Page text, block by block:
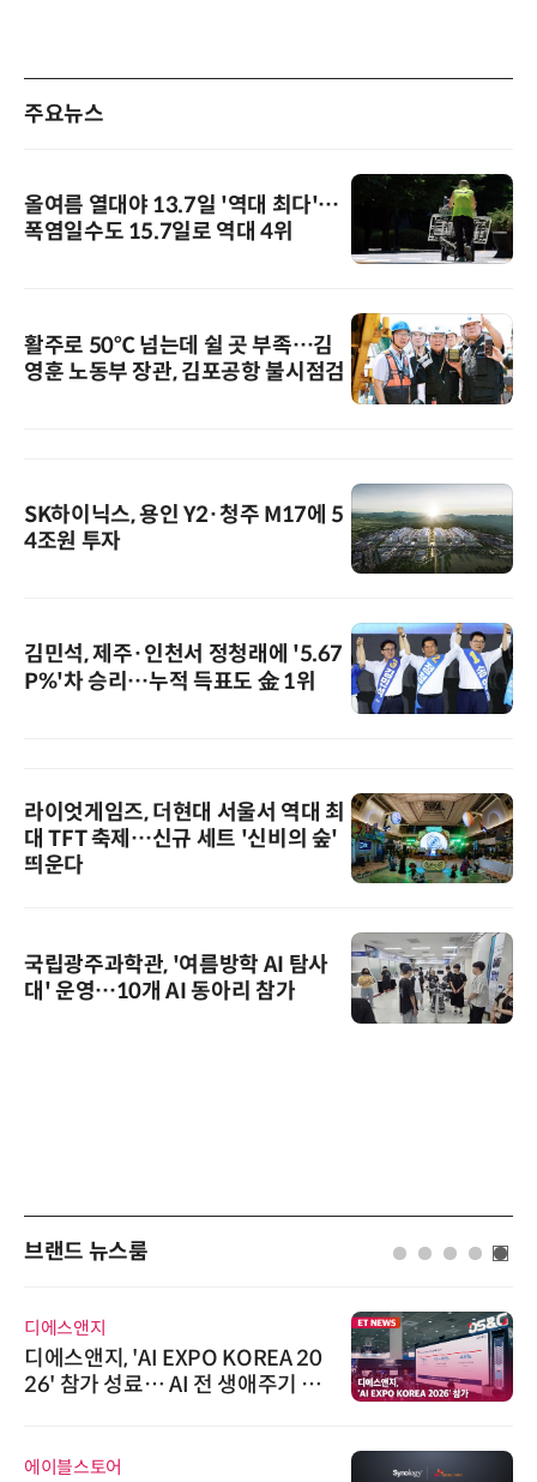
주요뉴스
올여름 열대야 13.7일 '역대 최다'…
폭염일수도 15.7일로 역대 4위
활주로 50℃ 넘는데 쉴 곳 부족…김
영훈 노동부 장관, 김포공항 불시점검
SK하이닉스, 용인 Y2·청주 M17에 5
4조원 투자
김민석, 제주·인천서 정청래에 '5.67
P%'차 승리…누적 득표도 金 1위
라이엇게임즈, 더현대 서울서 역대 최
대 TFT 축제…신규 세트 '신비의 숲'
띄운다
국립광주과학관, '여름방학 AI 탐사
대' 운영…10개 AI 동아리 참가
브랜드 뉴스룸
디에스앤지
디에스앤지, 'AI EXPO KOREA 20
26' 참가 성료… AI 전 생애주기 아
에이블스토어